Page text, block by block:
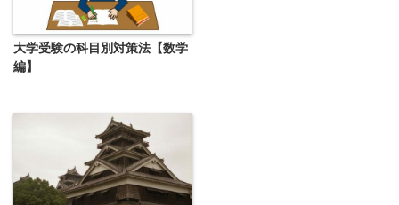
大学受験の科目別対策法【数学
編】